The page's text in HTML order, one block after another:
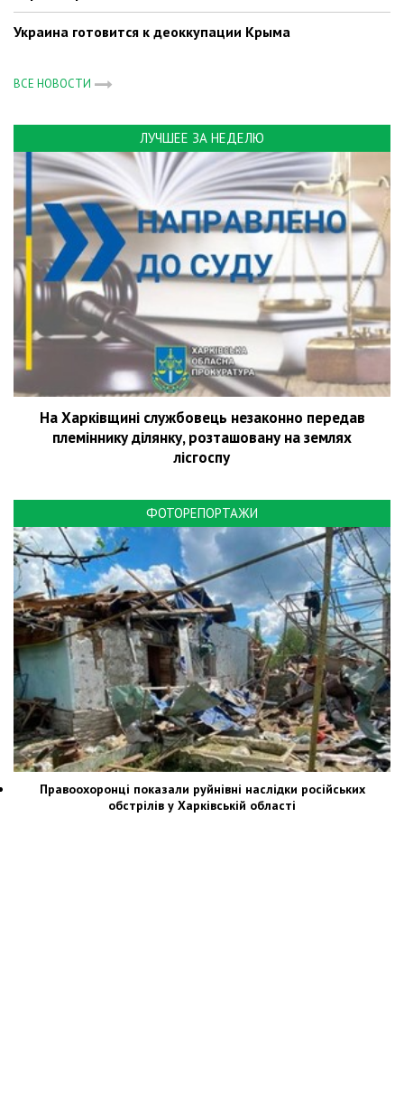
Украина готовится к деоккупации Крыма
ВСЕ НОВОСТИ
ЛУЧШЕЕ ЗА НЕДЕЛЮ
На Харківщині службовець незаконно передав
племіннику ділянку, розташовану на землях
лісгоспу
ФОТОРЕПОРТАЖИ
Правоохоронці показали руйнівні наслідки російських
обстрілів у Харківській області